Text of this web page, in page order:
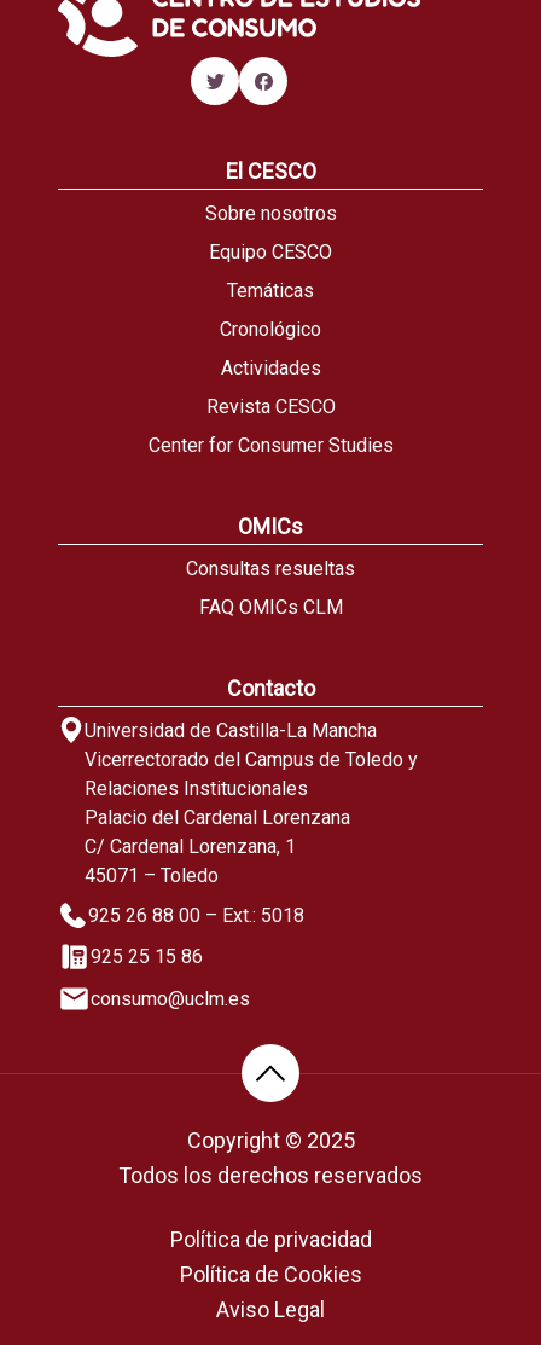
El CESCO
Sobre nosotros
Equipo CESCO
Temáticas
Cronológico
Actividades
Revista CESCO
Center for Consumer Studies
OMICs
Consultas resueltas
FAQ OMICs CLM
Contacto
Universidad de Castilla-La Mancha
Vicerrectorado del Campus de Toledo y
Relaciones Institucionales
Palacio del Cardenal Lorenzana
C/ Cardenal Lorenzana, 1
45071 – Toledo
925 26 88 00 – Ext.: 5018
925 25 15 86
consumo@uclm.es
Copyright © 2025
Todos los derechos reservados
Política de privacidad
Política de Cookies
Aviso Legal